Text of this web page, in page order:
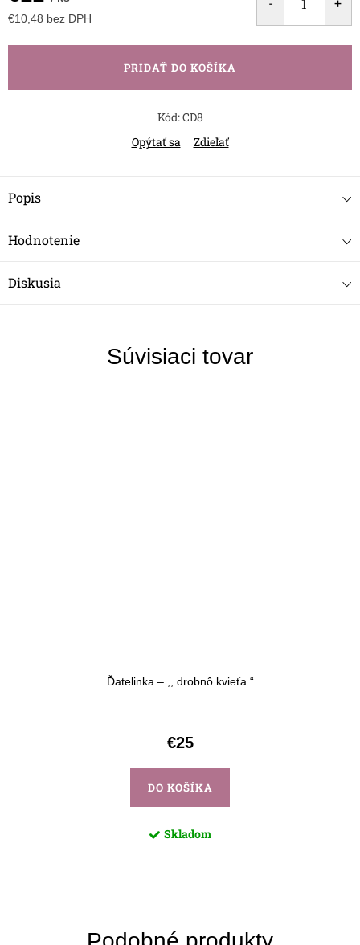
€10,48 bez DPH
PRIDAŤ DO KOŠÍKA
Kód:CD8
Opýtať sa
Zdieľať
Popis
Hodnotenie
Diskusia
Súvisiaci tovar
Ďatelinka – ,, drobnô kvieťa “
€25
DO KOŠÍKA
Skladom